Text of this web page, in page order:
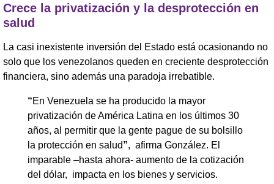
Crece la privatización y la desprotección en
salud
La casi inexistente inversión del Estado está ocasionando no
solo que los venezolanos queden en creciente desprotección
financiera, sino además una paradoja irrebatible.
“En Venezuela se ha producido la mayor
privatización de América Latina en los últimos 30
años, al permitir que la gente pague de su bolsillo
la protección en salud”, afirma González. El
imparable –hasta ahora- aumento de la cotización
del dólar, impacta en los bienes y servicios.